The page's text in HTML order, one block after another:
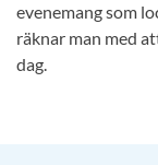
evenemang som
räknar man med
dag.